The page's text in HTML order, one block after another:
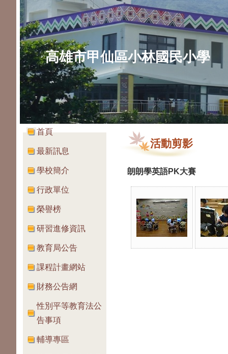
高雄市甲仙區小林國民小學
:::
首頁
最新訊息
學校簡介
行政單位
榮譽榜
研習進修資訊
教育局公告
課程計畫網站
財務公告網
性別平等教育法公
告事項
輔導專區
:::
活動剪影
朗朗學英語PK大賽